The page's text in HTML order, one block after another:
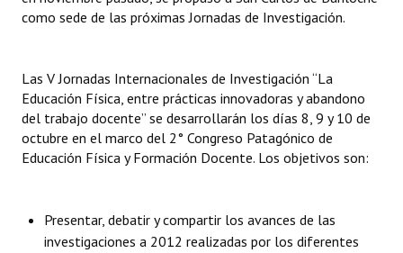
como sede de las próximas Jornadas de Investigación.
Las V Jornadas Internacionales de Investigación “La
Educación Física, entre prácticas innovadoras y abandono
del trabajo docente” se desarrollarán los días 8, 9 y 10 de
octubre en el marco del 2° Congreso Patagónico de
Educación Física y Formación Docente. Los objetivos son:
Presentar, debatir y compartir los avances de las
investigaciones a 2012 realizadas por los diferentes